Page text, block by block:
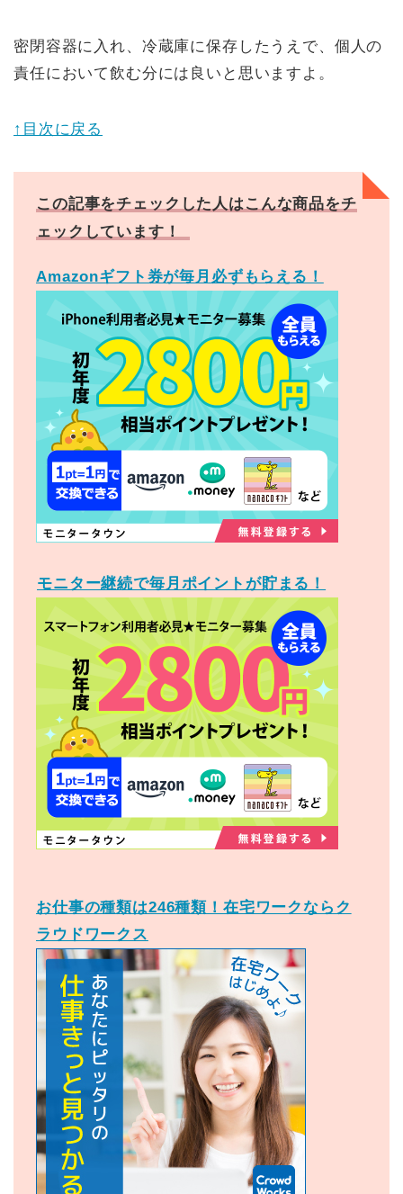
密閉容器に入れ、冷蔵庫に保存したうえで、個人の
責任において飲む分には良いと思いますよ。
↑目次に戻る
この記事をチェックした人はこんな商品をチ
ェックしています！
Amazonギフト券が毎月必ずもらえる！
モニター継続で毎月ポイントが貯まる！
お仕事の種類は246種類！在宅ワークならク
ラウドワークス